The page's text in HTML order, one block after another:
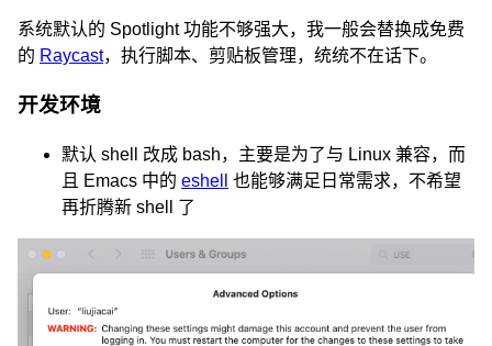
系统默认的 Spotlight 功能不够强大，我一般会替换成免费
的 Raycast，执行脚本、剪贴板管理，统统不在话下。
开发环境
默认 shell 改成 bash，主要是为了与 Linux 兼容，而
且 Emacs 中的 eshell
也能够满足日常需求，不希望
再折腾新 shell 了